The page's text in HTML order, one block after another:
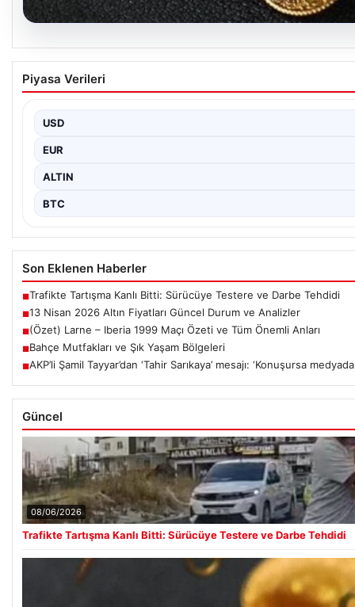
13 Nisan 2026 Altın Fiyatları Güncel Durum
Altın piyasasında hareketlilik, son dönemde yaşanan
Piyasa Verileri
USD
EUR
ALTIN
BTC
Son Eklenen Haberler
■Trafikte Tartışma Kanlı Bitti: Sürücüye Testere ve Darbe Tehdidi
■13 Nisan 2026 Altın Fiyatları Güncel Durum ve Analizler
■(Özet) Larne – Iberia 1999 Maçı Özeti ve Tüm Önemli Anları
■Bahçe Mutfakları ve Şık Yaşam Bölgeleri
■AKP’li Şamil Tayyar’dan ‘Tahir Sarıkaya’ mesajı: ‘Konuşursa
Güncel
08/06/2026
Trafikte Tartışma Kanlı Bitti: Sürücüye Testere ve Darbe Tehdidi